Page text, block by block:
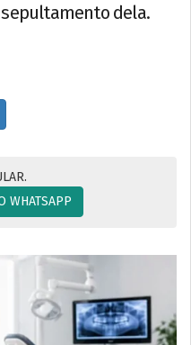
dela.
WHATSAPP